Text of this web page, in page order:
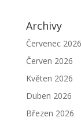
Archivy
Červenec 2026
Červen 2026
Květen 2026
Duben 2026
Březen 2026